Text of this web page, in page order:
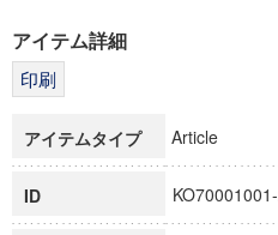
科学研究費補助金研究成果
博士課程教育リーディン
アイテム詳細
アイテムタイプ Article
ID